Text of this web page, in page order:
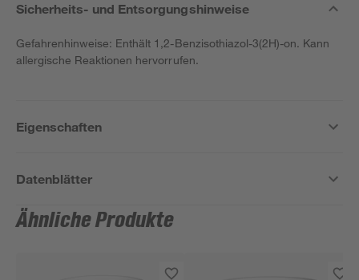
Sicherheits- und Entsorgungshinweise
Gefahrenhinweise: Enthält 1,2-Benzisothiazol-3(2H)-on. Kann
allergische Reaktionen hervorrufen.
Eigenschaften
Datenblätter
Ähnliche Produkte